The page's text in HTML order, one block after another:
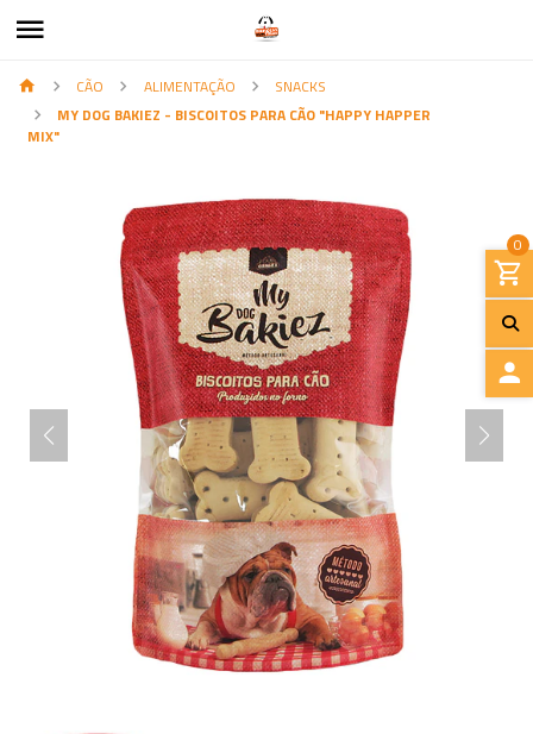
0
I
CÃO ALIMENTAÇÃO
SNACKS
MY DOG BAKIEZ - BISCOITOS PARA CÃO "HAPPY HAPPER
MIX"